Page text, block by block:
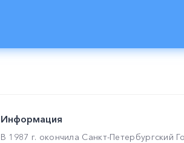
Информация
В 1987 г. окончила Санкт-Петербургский